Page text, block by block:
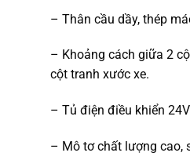
– Thân cầu dầy, thép
– Khoảng cách giữa 2
cột tranh xước xe.
– Tủ điện điều khiển 24V
– Mô tơ chất lượng cao,